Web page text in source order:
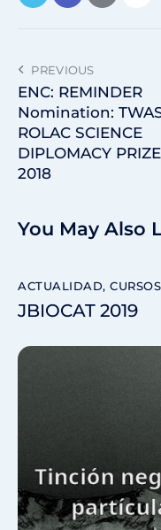
PREVIOUS
ENC: REMINDER
Nomination:
ROLAC SCIENCE
DIPLOMACY
2018
You May Also
ACTUALIDAD,
JBIOCAT 2019